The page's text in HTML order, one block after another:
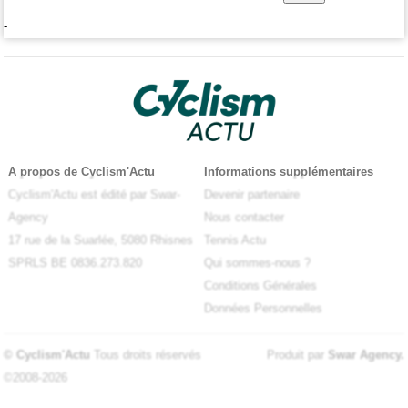
-
A propos de Cyclism'Actu
Cyclism'Actu est édité par Swar-
Agency
17 rue de la Suarlée, 5080 Rhisnes
SPRLS BE 0836.273.820
Informations supplémentaires
Devenir partenaire
Nous contacter
Tennis Actu
Qui sommes-nous ?
Conditions Générales
Données Personnelles
© Cyclism'Actu Tous droits réservés
©2008-2026
Produit par Swar Agency.